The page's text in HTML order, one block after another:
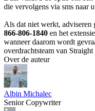
die vervolgens via sms naar
Als dat niet werkt, adviseren
866-806-1840 en het
wanneer daarom wordt
overdrachtsteam van
Over de auteur
Albin Michalec
Senior Copywriter